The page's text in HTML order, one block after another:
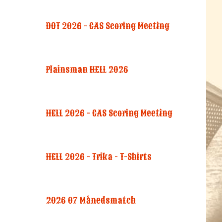
DOT 2026 - CAS Scoring Meeting
Plainsman HELL 2026
HELL 2026 - CAS Scoring Meeting
HELL 2026 - Trika - T-Shirts
2026 07 Månedsmatch